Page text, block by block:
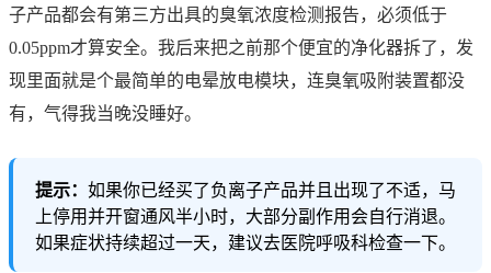
子产品都会有第三方出具的臭氧浓度检测报告，必须低于
0.05ppm才算安全。我后来把之前那个便宜的净化器拆了，发
现里面就是个最简单的电晕放电模块，连臭氧吸附装置都没
有，气得我当晚没睡好。
提示： 如果你已经买了负离子产品并且出现了不适，马
上停用并开窗通风半小时，大部分副作用会自行消退。
如果症状持续超过一天，建议去医院呼吸科检查一下。